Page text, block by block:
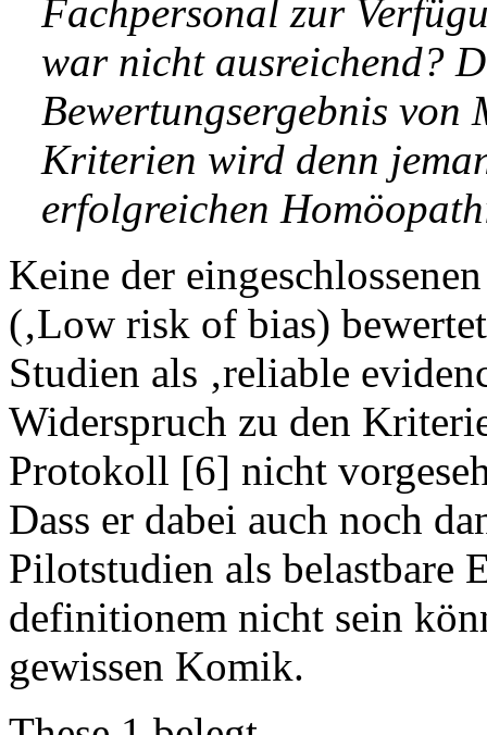
Fachpersonal zur
war nicht ausreichend?
Bewertungsergebnis von
Kriterien wird denn
erfolgreichen
Keine der
(‚Low risk of bias)
Studien als ‚reliable
Widerspruch zu den
Protokoll [6] nicht
Dass er dabei auch noch
Pilotstudien als belastbare
definitionem nicht sein
gewissen Komik.